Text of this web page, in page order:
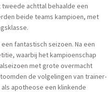
achttal behaalde een
beide teams kampioen, met
fantastisch seizoen. Na een
waarbij het kampioenschap
met grote overmacht
de volgelingen van trainer-
apotheose een klinkende